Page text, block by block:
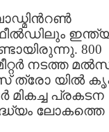
800
നടത്ത
ത്രോ യില്‍
പ്രകടന
ലോകത്തെ